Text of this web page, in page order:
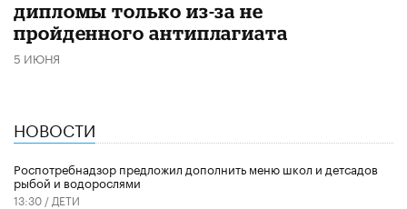
дипломы только из-за не
пройденного антиплагиата
5 ИЮНЯ
НОВОСТИ
Роспотребнадзор предложил дополнить меню школ и детсадов
рыбой и водорослями
13:30 / ДЕТИ